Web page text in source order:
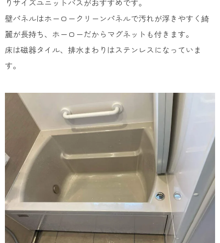
りサイズユニットバスがおすすめです。
壁パネルはホーロークリーンパネルで汚れが浮きやすく綺
麗が長持ち、ホーローだからマグネットも付きます。
床は磁器タイル、排水まわりはステンレスになっていま
す。